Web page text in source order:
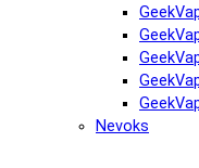
Nevoks